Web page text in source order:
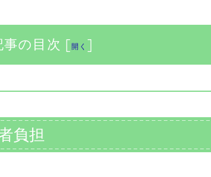
の目次 [開く ]
負担